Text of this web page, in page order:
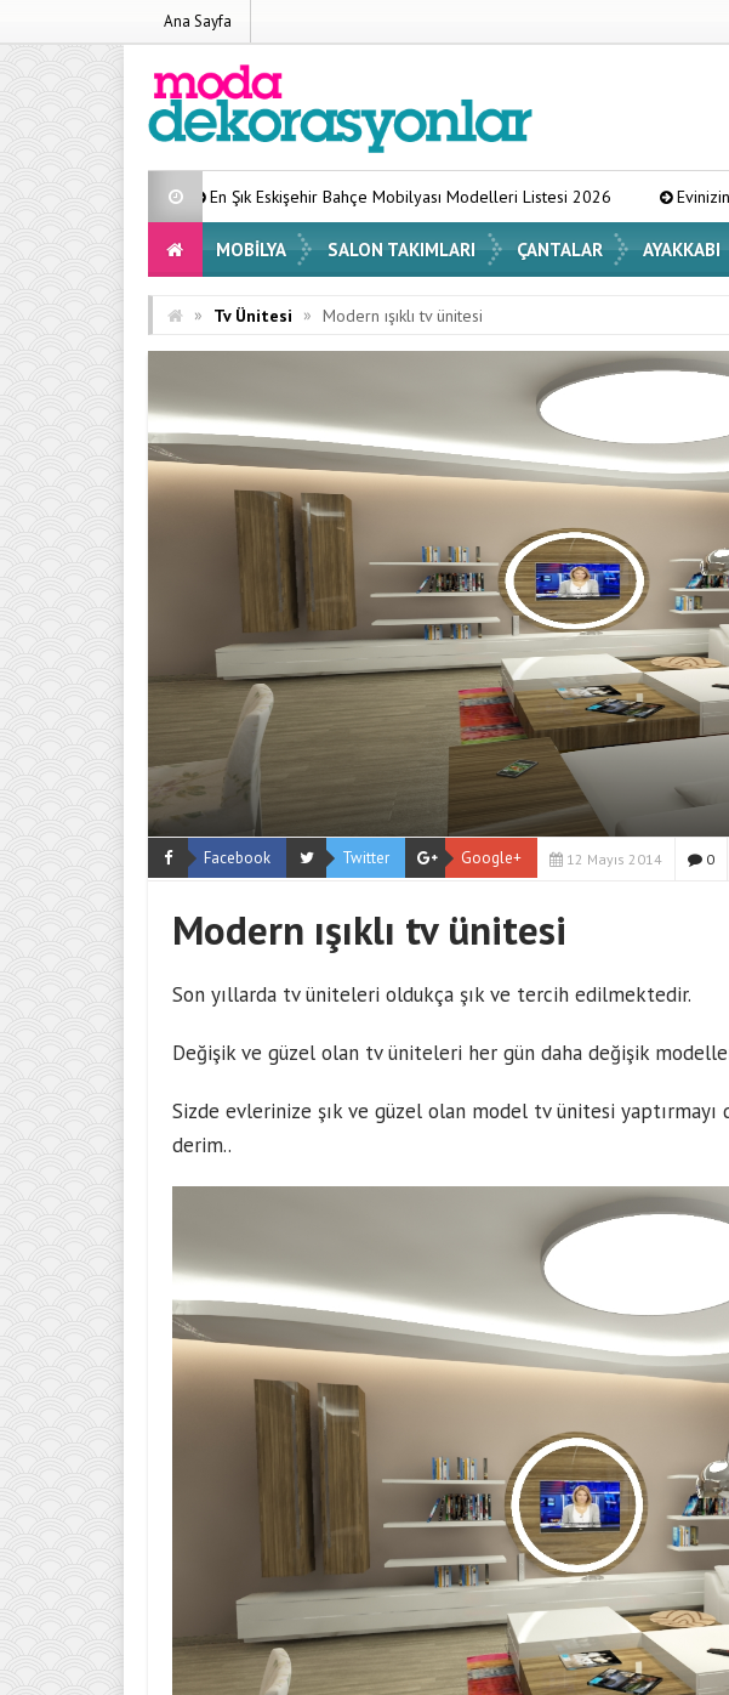
Ana Sayfa
En Şık Eskişehir Bahçe Mobilyası Modelleri Listesi 2026 Evinizin Atmosferini
MOBILYA SALON TAKIMLARI ÇANTALAR AYAKKABI
» Tv Ünitesi » Modern ışıklı tv ünitesi
Facebook Twitter Google+ 12 Mayıs 2014 0
Modern ışıklı tv ünitesi
Son yıllarda tv üniteleri oldukça şık ve tercih edilmektedir.
Değişik ve güzel olan tv üniteleri her gün daha değişik
Sizde evlerinize şık ve güzel olan model tv ünitesi yaptırmayı
derim..